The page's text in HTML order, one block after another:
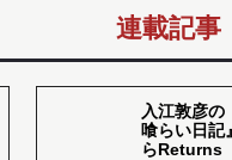
連載記事
入江敦彦の
喰らい日記
らReturns